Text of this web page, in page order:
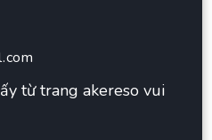
từ trang akereso vui